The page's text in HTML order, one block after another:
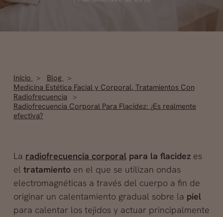
Inicio
Blog
Medicina Estética Facial y Corporal, Tratamientos Con
Radiofrecuencia
Radiofrecuencia Corporal Para Flacidez: ¿Es realmente
efectiva?
La radiofrecuencia corporal para la flacidezes
el tratamientoen el que se utilizan ondas
electromagnéticas a través del cuerpo a fin de
originar un calentamiento gradual sobre la piel
para calentar los tejidos y actuar principalmente